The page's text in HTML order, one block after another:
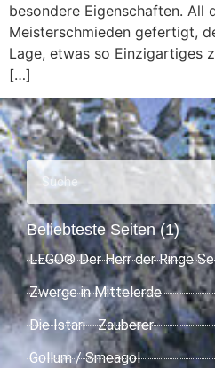
besondere Eigenschaften. All
Meisterschmieden gefertigt,
Lage, etwas so Einzigartiges
[…]
Beliebteste Seiten (1)
LEGO® Der Herr der Ringe
Zwerge in Mittelerde
Die Istari - Zauberer
Gollum / Smeagol